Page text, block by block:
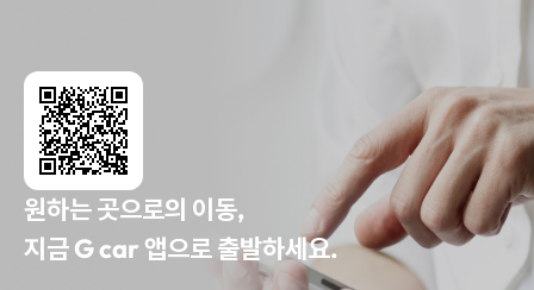
원하는 곳으로의 이동,
지금 G car 앱으로 출발하세요.